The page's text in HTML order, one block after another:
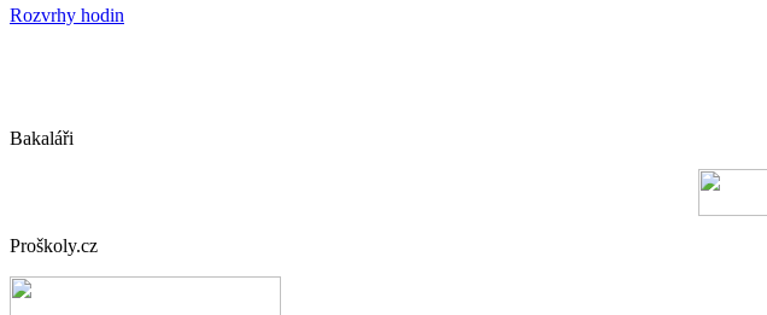
Rozvrhy hodin
Bakaláři
Proškoly.cz